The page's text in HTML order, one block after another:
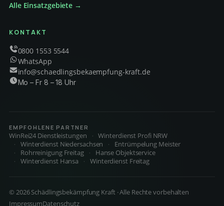
Alle Einsatzgebiete →
KONTAKT
0800 1553 5544
WhatsApp
info@schaedlingsbekaempfung-kraft.de
Mo – Fr 8 – 18 Uhr
EMPFOHLENE PARTNER
WinRei24 Dienstleistungen
Winterdienst Profi NRW
Winterdienst Niedersachsen
Entrümpelung Meister
Rohrreinigung Freitag
Hanse Objektservice
Winterdienst Hansa
Winterdienst Freitag
© 2026 Schädlingsbekämpfung Kraft · Alle Rechte vorbehalten
ImpressumDatenschutz